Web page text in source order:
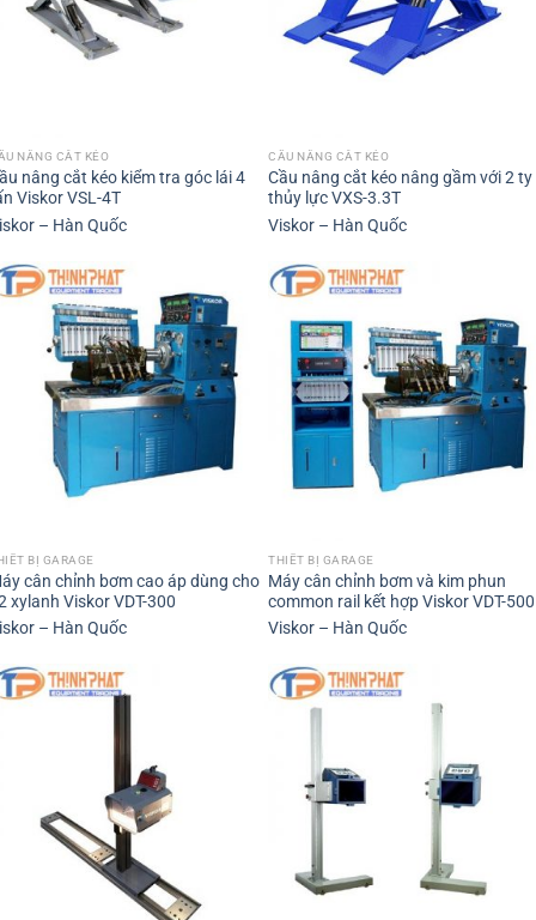
NÂNG CẮT KÉO
nâng cắt kéo kiểm tra góc lái 4
Viskor VSL-4T
– Hàn Quốc
CẦU NÂNG CẮT KÉO
Cầu nâng cắt kéo nâng gầm với 2 ty
thủy lực VXS-3.3T
Viskor – Hàn Quốc
BỊ GARAGE
cân chỉnh bơm cao áp dùng cho
xylanh Viskor VDT-300
– Hàn Quốc
THIẾT BỊ GARAGE
Máy cân chỉnh bơm và kim phun
common rail kết hợp Viskor VDT-500
Viskor – Hàn Quốc